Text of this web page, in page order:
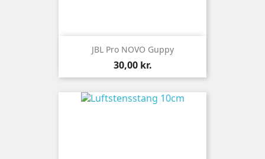
JBL Pro NOVO Guppy
Pris
30,00 kr.